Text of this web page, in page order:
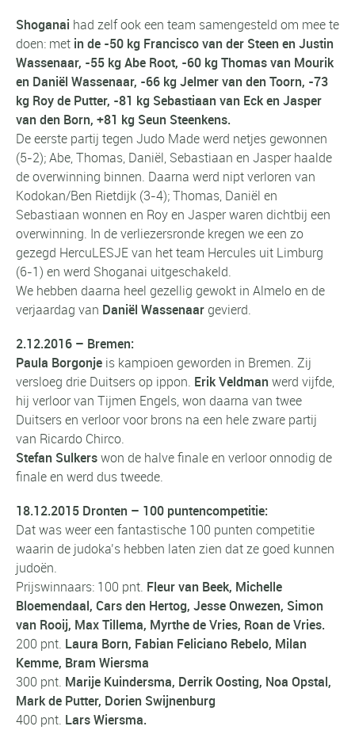
Shoganai had zelf ook een team samengesteld om mee te
doen: met in de -50 kg Francisco van der Steen en Justin
Wassenaar, -55 kg Abe Root, -60 kg Thomas van Mourik
en Daniël Wassenaar, -66 kg Jelmer van den Toorn, -73
kg Roy de Putter, -81 kg Sebastiaan van Eck en Jasper
van den Born, +81 kg Seun Steenkens.
De eerste partij tegen Judo Made werd netjes gewonnen
(5-2); Abe, Thomas, Daniël, Sebastiaan en Jasper haalde
de overwinning binnen. Daarna werd nipt verloren van
Kodokan/Ben Rietdijk (3-4); Thomas, Daniël en
Sebastiaan wonnen en Roy en Jasper waren dichtbij een
overwinning. In de verliezersronde kregen we een zo
gezegd HercuLESJE van het team Hercules uit Limburg
(6-1) en werd Shoganai uitgeschakeld.
We hebben daarna heel gezellig gewokt in Almelo en de
verjaardag van Daniël Wassenaar gevierd.
2.12.2016 – Bremen:
Paula Borgonje is kampioen geworden in Bremen. Zij
versloeg drie Duitsers op ippon. ErikVeldman werd vijfde,
hij verloor van Tijmen Engels, won daarna van twee
Duitsers en verloor voor brons na een hele zware partij
van Ricardo Chirco.
Stefan Sulkerswon de halve finale en verloor onnodig de
finale en werd dus tweede.
18.12.2015 Dronten – 100 puntencompetitie:
Dat was weer een fantastische 100 punten competitie
waarin de judoka’s hebben laten zien dat ze goed kunnen
judoën.
Prijswinnaars: 100 pnt. Fleur van Beek, Michelle
Bloemendaal, Cars den Hertog, Jesse Onwezen, Simon
van Rooij, Max Tillema, Myrthe de Vries, Roan de Vries.
200 pnt. Laura Born, Fabian Feliciano Rebelo, Milan
Kemme, Bram Wiersma
300 pnt. Marije Kuindersma, Derrik Oosting, Noa Opstal,
Mark de Putter, Dorien Swijnenburg
400 pnt. Lars Wiersma.